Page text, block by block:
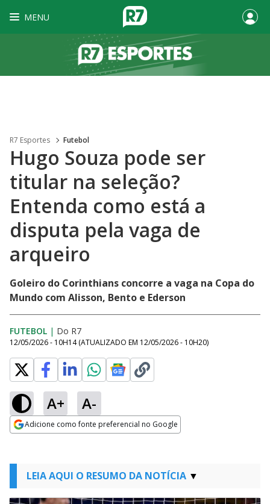
MENU
R7 Esportes Futebol
Hugo Souza pode ser
titular na seleção?
Entenda como está a
disputa pela vaga de
arqueiro
Goleiro do Corinthians concorre a vaga na Copa do
Mundo com Alisson, Bento e Ederson
FUTEBOL | Do R7
12/05/2026 - 10H14 (ATUALIZADO EM 12/05/2026 - 10H20)
A+ A-
Adicione como fonte preferencial no Google
LEIA AQUI O RESUMO DA NOTÍCIA